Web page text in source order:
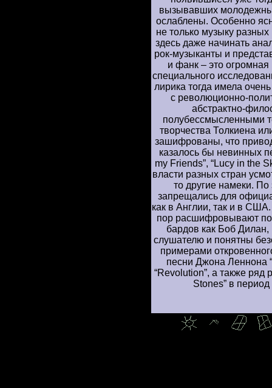
вызывавших
ослаблены. Особенно
не только музыку
здесь даже начинать
рок-музыканты и
и фанк – это
специального
лирика тогда имела
с революционно-
абстрактно-
полубессмысленными
творчества Толкиена
зашифрованы, что
казалось бы невинных
my Friends”, “Lucy in the
власти разных стран
то другие намеки.
запрещались для
как в Англии, так и в
пор расшифровывают
бардов как Боб
слушателю и понятны
примерами
песни Джона Леннона
“Revolution”, а также
Stones” в период